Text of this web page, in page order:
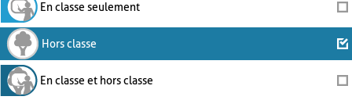
En classe seulement
Hors classe
En classe et hors classe